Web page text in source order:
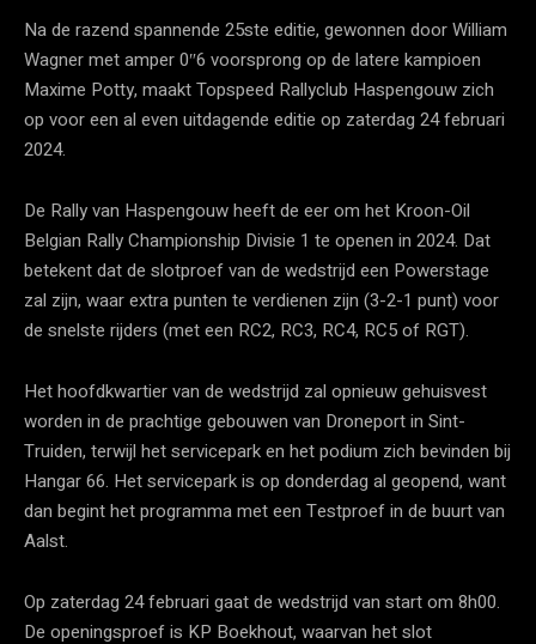
Na de razend spannende 25ste editie, gewonnen door William
Wagner met amper 0″6 voorsprong op de latere kampioen
Maxime Potty, maakt Topspeed Rallyclub Haspengouw zich
op voor een al even uitdagende editie op zaterdag 24 februari
2024.
De Rally van Haspengouw heeft de eer om het Kroon-Oil
Belgian Rally Championship Divisie 1 te openen in 2024. Dat
betekent dat de slotproef van de wedstrijd een Powerstage
zal zijn, waar extra punten te verdienen zijn (3-2-1 punt) voor
de snelste rijders (met een RC2, RC3, RC4, RC5 of RGT).
Het hoofdkwartier van de wedstrijd zal opnieuw gehuisvest
worden in de prachtige gebouwen van Droneport in Sint-
Truiden, terwijl het servicepark en het podium zich bevinden bij
Hangar 66. Het servicepark is op donderdag al geopend, want
dan begint het programma met een Testproef in de buurt van
Aalst.
Op zaterdag 24 februari gaat de wedstrijd van start om 8h00.
De openingsproef is KP Boekhout, waarvan het slot